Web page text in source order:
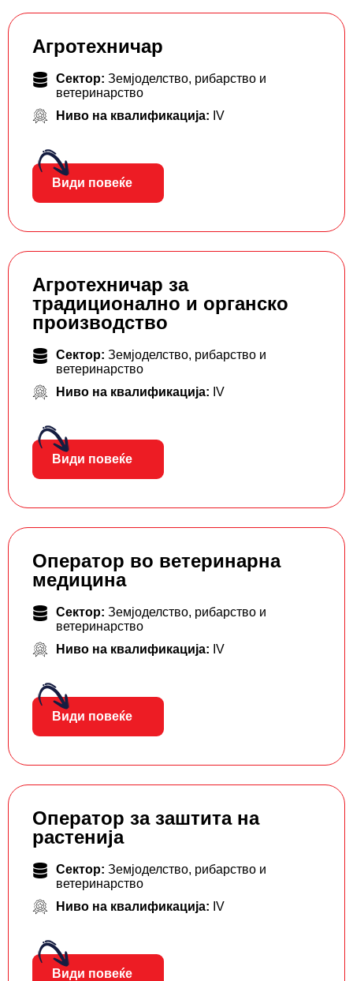
Агротехничар
Сектор: Земјоделство, рибарство и
ветеринарство
Ниво на квалификација: IV
Види повеќе
Агротехничар за
традиционално и органско
производство
Сектор: Земјоделство, рибарство и
ветеринарство
Ниво на квалификација: IV
Види повеќе
Оператор во ветеринарна
медицина
Сектор: Земјоделство, рибарство и
ветеринарство
Ниво на квалификација: IV
Види повеќе
Оператор за заштита на
растенија
Сектор: Земјоделство, рибарство и
ветеринарство
Ниво на квалификација: IV
Види повеќе